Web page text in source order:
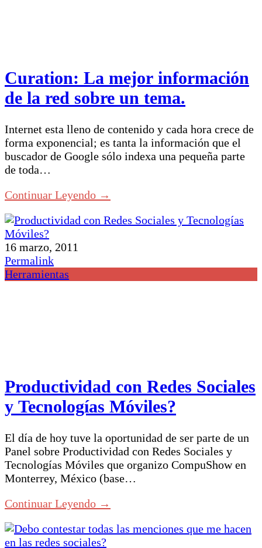
Curation: La mejor información
de la red sobre un tema.
Internet esta lleno de contenido y cada hora crece de
forma exponencial; es tanta la información que el
buscador de Google sólo indexa una pequeña parte
de toda…
Continuar Leyendo →
16 marzo, 2011
Permalink
Herramientas
Productividad con Redes Sociales
y Tecnologías Móviles?
El día de hoy tuve la oportunidad de ser parte de un
Panel sobre Productividad con Redes Sociales y
Tecnologías Móviles que organizo CompuShow en
Monterrey, México (base…
Continuar Leyendo →